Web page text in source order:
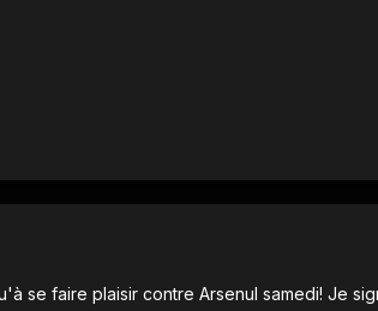
se faire plaisir contre Arsenul samedi! Je